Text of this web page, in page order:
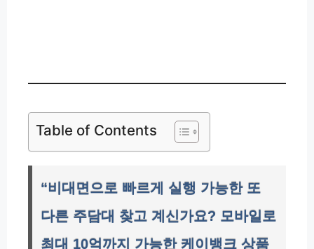
Table of Contents
“비대면으로 빠르게 실행 가능한 또
다른 주담대 찾고 계신가요? 모바일로
최대 10억까지 가능한 케이뱅크 상품